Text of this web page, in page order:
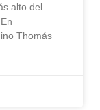
alto del
Thomás